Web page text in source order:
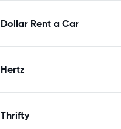
Dollar Rent a Car
Hertz
Thrifty